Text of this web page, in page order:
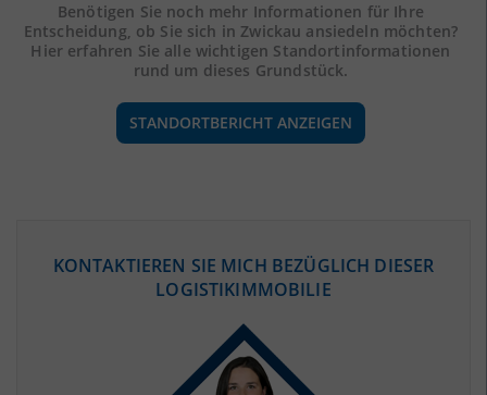
Benötigen Sie noch mehr Informationen für Ihre
Entscheidung, ob Sie sich in Zwickau ansiedeln möchten?
Hier erfahren Sie alle wichtigen Standortinformationen
rund um dieses Grundstück.
STANDORTBERICHT ANZEIGEN
(STAND: 12/2019)
KONTAKTIEREN SIE MICH BEZÜGLICH DIESER
LOGISTIKIMMOBILIE